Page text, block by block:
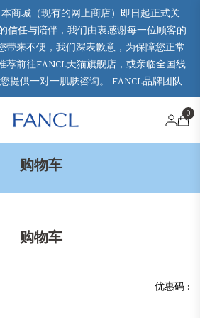
商城（现有的网上商店）即日起正式关
信任与陪伴，我们由衷感谢每一位顾客的
带来不便，我们深表歉意，为保障您正常
荐前往FANCL天猫旗舰店，或亲临全国线
提供一对一肌肤咨询。 FANCL品牌团队
0
购物车
购物车
优惠码 :